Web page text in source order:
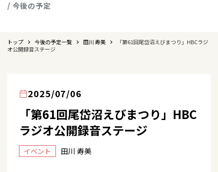
/ 今後の予定
トップ 今後の予定一覧 田川 寿美
「第61回尾岱沼えびまつり」HBCラジ
オ公開録音ステージ
2025/07/06
「第61回尾岱沼えびまつり」HBC
ラジオ公開録音ステージ
イベント 田川 寿美